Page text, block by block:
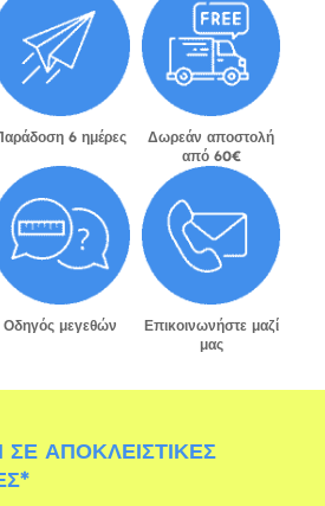
6 ημέρες
Δωρεάν αποστολή
από 60€
Οδηγός μεγεθών
Επικοινωνήστε μαζί
μας
ΑΠΟΚΛΕΙΣΤΙΚΈΣ